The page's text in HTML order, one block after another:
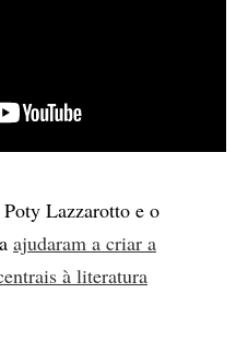
Lazzarotto e o
ajudaram a criar a
à literatura